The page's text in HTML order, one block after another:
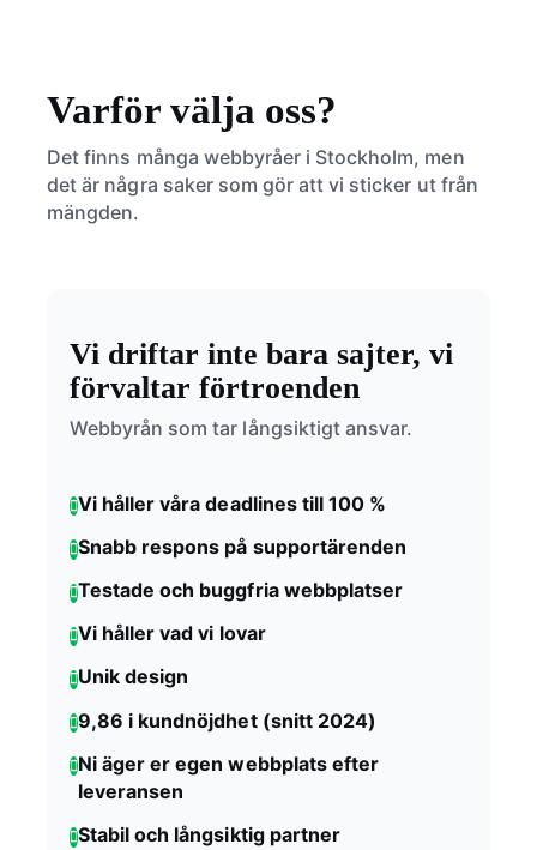
Varför välja oss?
Det finns många webbyråer i Stockholm, men
det är några saker som gör att vi sticker ut från
mängden.
Vi driftar inte bara sajter, vi
förvaltar förtroenden
Webbyrån som tar långsiktigt ansvar.
Vi håller våra deadlines till 100 %
Snabb respons på supportärenden
Testade och buggfria webbplatser
Vi håller vad vi lovar
Unik design
9,86 i kundnöjdhet (snitt 2024)
Ni äger er egen webbplats efter
leveransen
Stabil och långsiktig partner